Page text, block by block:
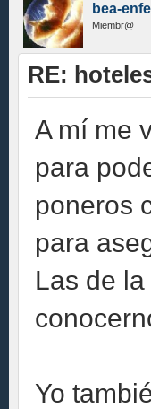
bea-
Miembr@
RE:
A mí me
para
poneros
para
Las de
Yo